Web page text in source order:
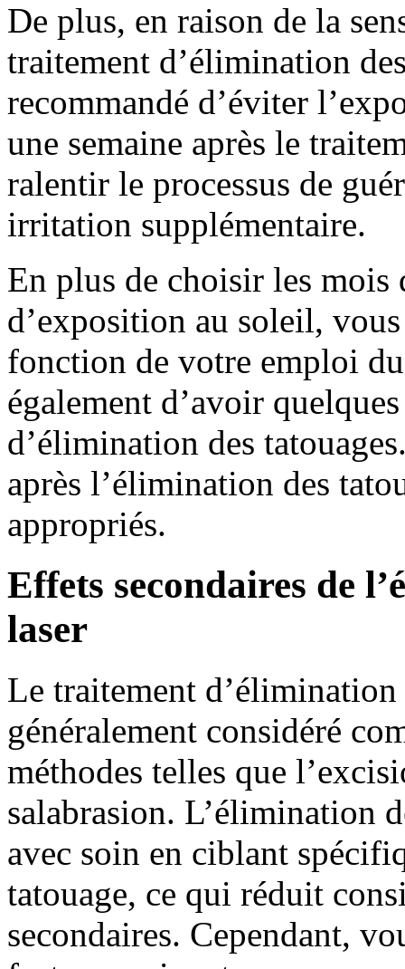
De plus, en raison de la
traitement d’élimination
recommandé d’éviter
une semaine après le
ralentir le processus de
irritation supplémentaire.
En plus de choisir les mois
d’exposition au soleil,
fonction de votre emploi
également d’avoir
d’élimination des
après l’élimination des
appropriés.
Effets secondaires de
laser
Le traitement d’élimination
généralement considéré
méthodes telles que
salabrasion. L’élimination
avec soin en ciblant
tatouage, ce qui réduit
secondaires. Cependant,